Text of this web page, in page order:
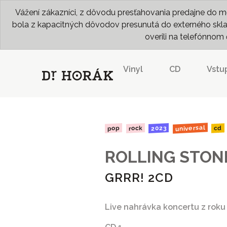
Vážení zákazníci, z dôvodu presťahovania predajne do
bola z kapacitných dôvodov presunutá do externého
overili na telefónnom
Vinyl CD
pop rock 2023 universal cd
ROLLING
GRRR! 2CD
Live nahrávka koncertu z roku